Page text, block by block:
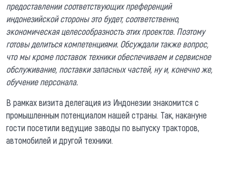
предоставлении соответствующих преференций
индонезийской стороны это будет, соответственно,
экономическая целесообразность этих проектов. Поэтому
готовы делиться компетенциями. Обсуждали также вопрос,
что мы кроме поставок техники обеспечиваем и сервисное
обслуживание, поставки запасных частей, ну и, конечно же,
обучение персонала.
В рамках визита делегация из Индонезии знакомится с
промышленным потенциалом нашей страны. Так, накануне
гости посетили ведущие заводы по выпуску тракторов,
автомобилей и другой техники.